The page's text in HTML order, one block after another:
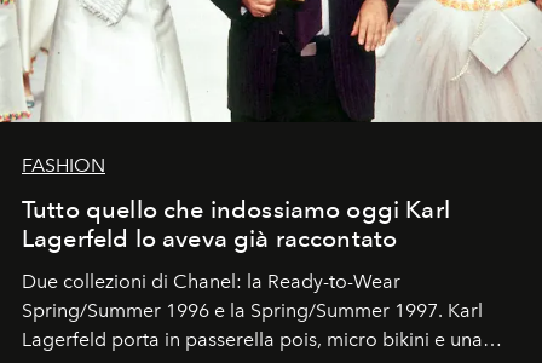
FASHION
Tutto quello che indossiamo oggi Karl
Lagerfeld lo aveva già raccontato
Due collezioni di Chanel: la Ready-to-Wear
Spring/Summer 1996 e la Spring/Summer 1997. Karl
Lagerfeld porta in passerella pois, micro bikini e una